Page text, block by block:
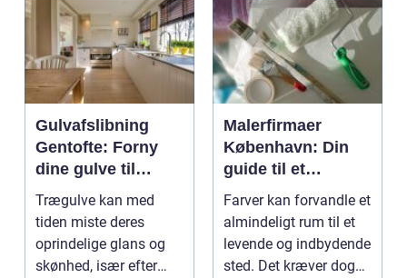
Gulvafslibning
Gentofte: Forny
dine gulve til
perfektion
Trægulve kan med
tiden miste deres
oprindelige glans og
skønhed, især efter
Malerfirmaer
København: Din
guide til et
farverigt hjem
Farver kan forvandle et
almindeligt rum til et
levende og indbydende
sted. Det kræver dog